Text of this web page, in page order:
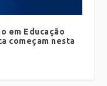
em Educação
começam nesta